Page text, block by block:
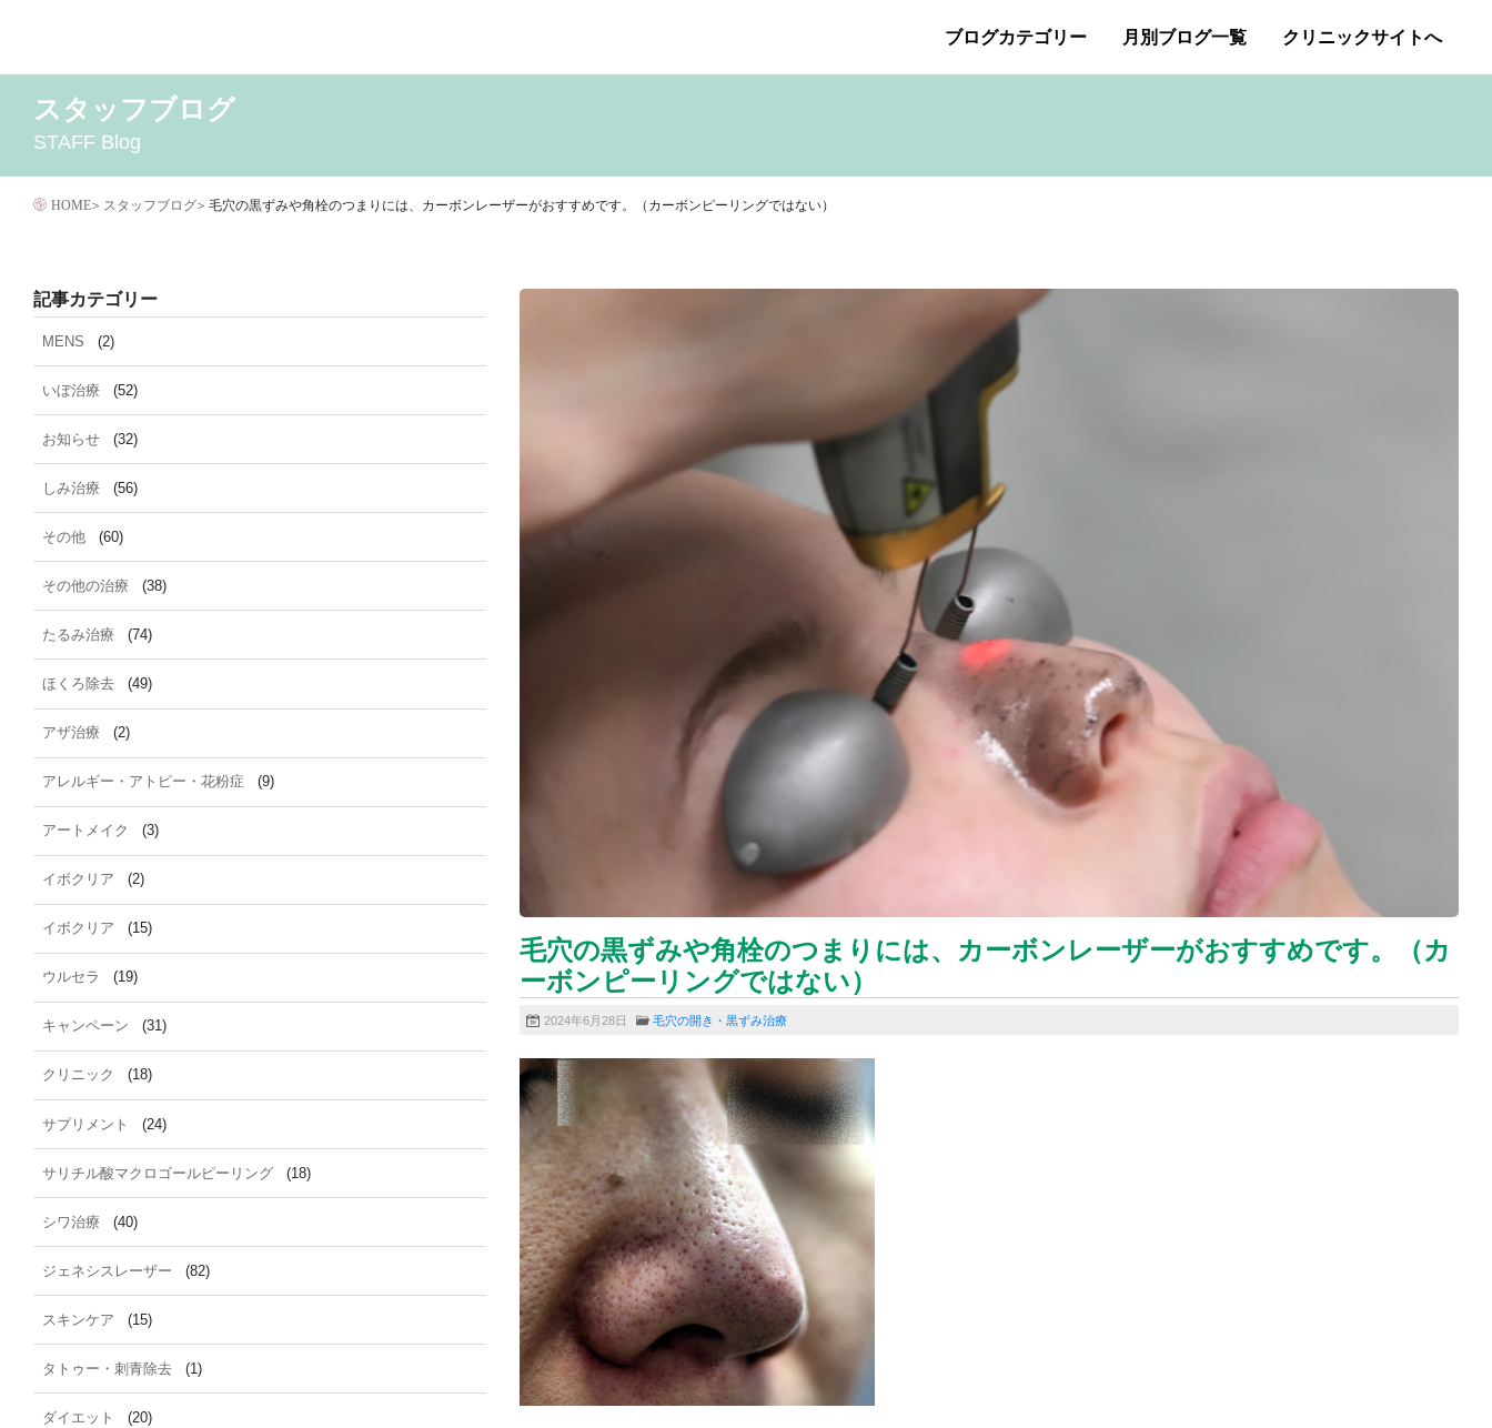
テ
へ
ブログカテゴリー
MENS いぼ治療
イボクリア
ダイエット
トーニング ニキビクリア ニキビ治療 ニキビ痕の凹み（ニキビ痕のクレーター）
ニキビ痕の凹み（ニキビ痕のクレーター）オリジナルピーリング
ニキビ跡・凹みクレーター治療
ニキビ跡治療 ヒアルロン酸分解除去 ヒアルロン酸注入
ＹＡＧレーザー
月別ブログ一覧
2026年8月 2026年7月
クリニックサイトへ
スタッフブログ
STAFF Blog
HOME> スタッフブログ> 毛穴の黒ずみや角栓のつまりには、カーボンレーザーがおすすめです。（カーボンピーリングではない）
毛穴の黒ずみや角栓のつまりには、カーボンレーザーがおすすめです。（カ
ーボンピーリングではない）
2024年6月28日 毛穴の開き・黒ずみ治療
記事カテゴリー
MENS (2)
いぼ治療 (52)
お知らせ (32)
しみ治療 (56)
その他 (60)
その他の治療 (38)
たるみ治療 (74)
ほくろ除去 (49)
アザ治療 (2)
アレルギー・アトピー・花粉症 (9)
アートメイク (3)
イボクリア (2)
イボクリア (15)
ウルセラ (19)
キャンペーン (31)
クリニック (18)
サプリメント (24)
サリチル酸マクロゴールピーリング (18)
シワ治療 (40)
ジェネシスレーザー (82)
スキンケア (15)
タトゥー・刺青除去 (1)
ダイエット (20)